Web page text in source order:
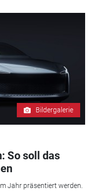
Bildergalerie
So soll das
Jahr präsentiert werden.